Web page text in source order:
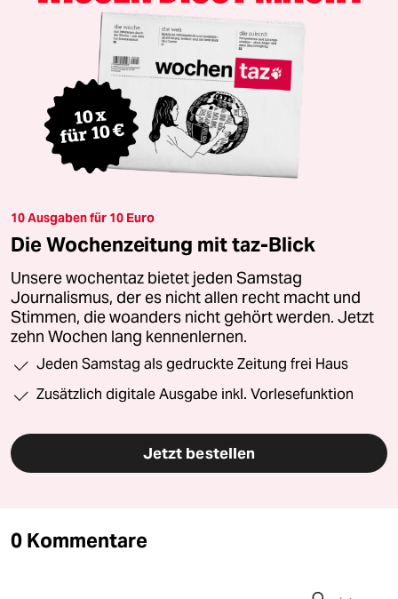
10 Ausgaben für 10 Euro
Die Wochenzeitung mit taz-Blick
Unsere wochentaz bietet jeden Samstag
Journalismus, der es nicht allen recht macht und
Stimmen, die woanders nicht gehört werden. Jetzt
zehn Wochen lang kennenlernen.
Jeden Samstag als gedruckte Zeitung frei Haus
Zusätzlich digitale Ausgabe inkl. Vorlesefunktion
Jetzt bestellen
0 Kommentare